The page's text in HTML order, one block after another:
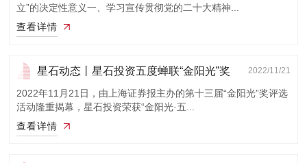
立”的决定性意义一、学习宣传贯彻党的二十大精神...
查看详情
星石动态丨星石投资五度蝉联“金阳光”奖 2022/11/21
2022年11月21日，由上海证券报主办的第十三届“金阳光”奖评选
活动隆重揭幕，星石投资荣获“金阳光·五...
查看详情